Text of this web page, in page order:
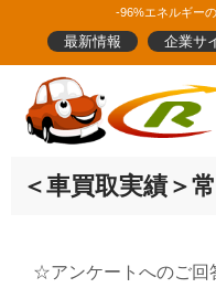
content
-96%エネルギー
最新情報 企業サ
＜車買取実績＞
☆アンケートへのご回